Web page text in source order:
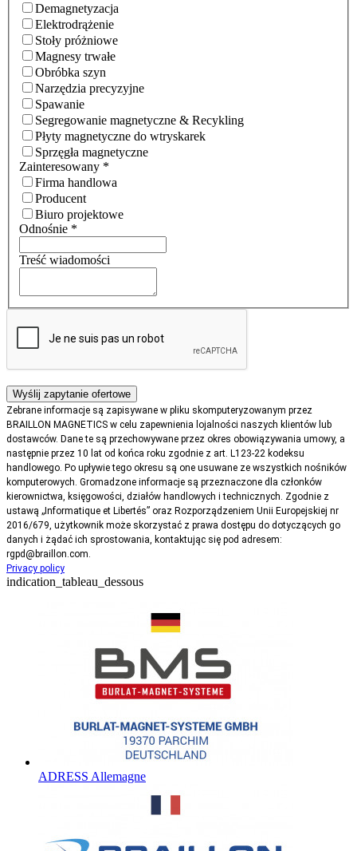
Demagnetyzacja
Elektrodrążenie
Stoły próżniowe
Magnesy trwałe
Obróbka szyn
Narzędzia precyzyjne
Spawanie
Segregowanie magnetyczne & Recykling
Płyty magnetyczne do wtryskarek
Sprzęgła magnetyczne
Zainteresowany *
Firma handlowa
Producent
Biuro projektowe
Odnośnie *
Treść wiadomości
Zebrane informacje są zapisywane w pliku skomputeryzowanym przez
BRAILLON MAGNETICS w celu zapewnienia lojalności naszych klientów lub
dostawców. Dane te są przechowywane przez okres obowiązywania umowy, a
następnie przez 10 lat od końca roku zgodnie z art. L123-22 kodeksu
handlowego. Po upływie tego okresu są one usuwane ze wszystkich nośników
komputerowych. Gromadzone informacje są przeznaczone dla członków
kierownictwa, księgowości, działów handlowych i technicznych. Zgodnie z
ustawą „Informatique et Libertés” oraz Rozporządzeniem Unii Europejskiej nr
2016/679, użytkownik może skorzystać z prawa dostępu do dotyczących go
danych i żądać ich sprostowania, kontaktując się pod adresem:
rgpd@braillon.com.
Privacy policy
indication_tableau_dessous
ADRESS Allemagne